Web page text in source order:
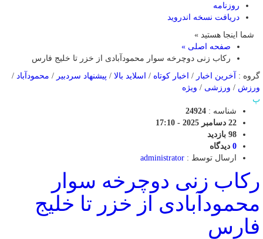
روزنامه
دریافت نسخه اندروید
شما اینجا هستید »
صفحه اصلی »
رکاب زنی دوچرخه سوار محمودآبادی از خزر تا خلیج فارس
گروه :
آخرین اخبار / اخبار کوتاه / اسلاید بالا / پیشنهاد سردبیر / محمودآباد /
ورزش / ورزشی / ویژه
پ
شناسه : 24924
22 دسامبر 2025 - 17:10
98 بازدید
0 دیدگاه
ارسال توسط : administrator
رکاب زنی دوچرخه سوار
محمودآبادی از خزر تا خلیج
فارس